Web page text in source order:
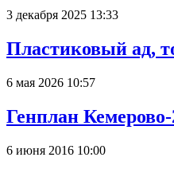
3 декабря 2025 13:33
Пластиковый ад,
6 мая 2026 10:57
Генплан Кемерово-
6 июня 2016 10:00